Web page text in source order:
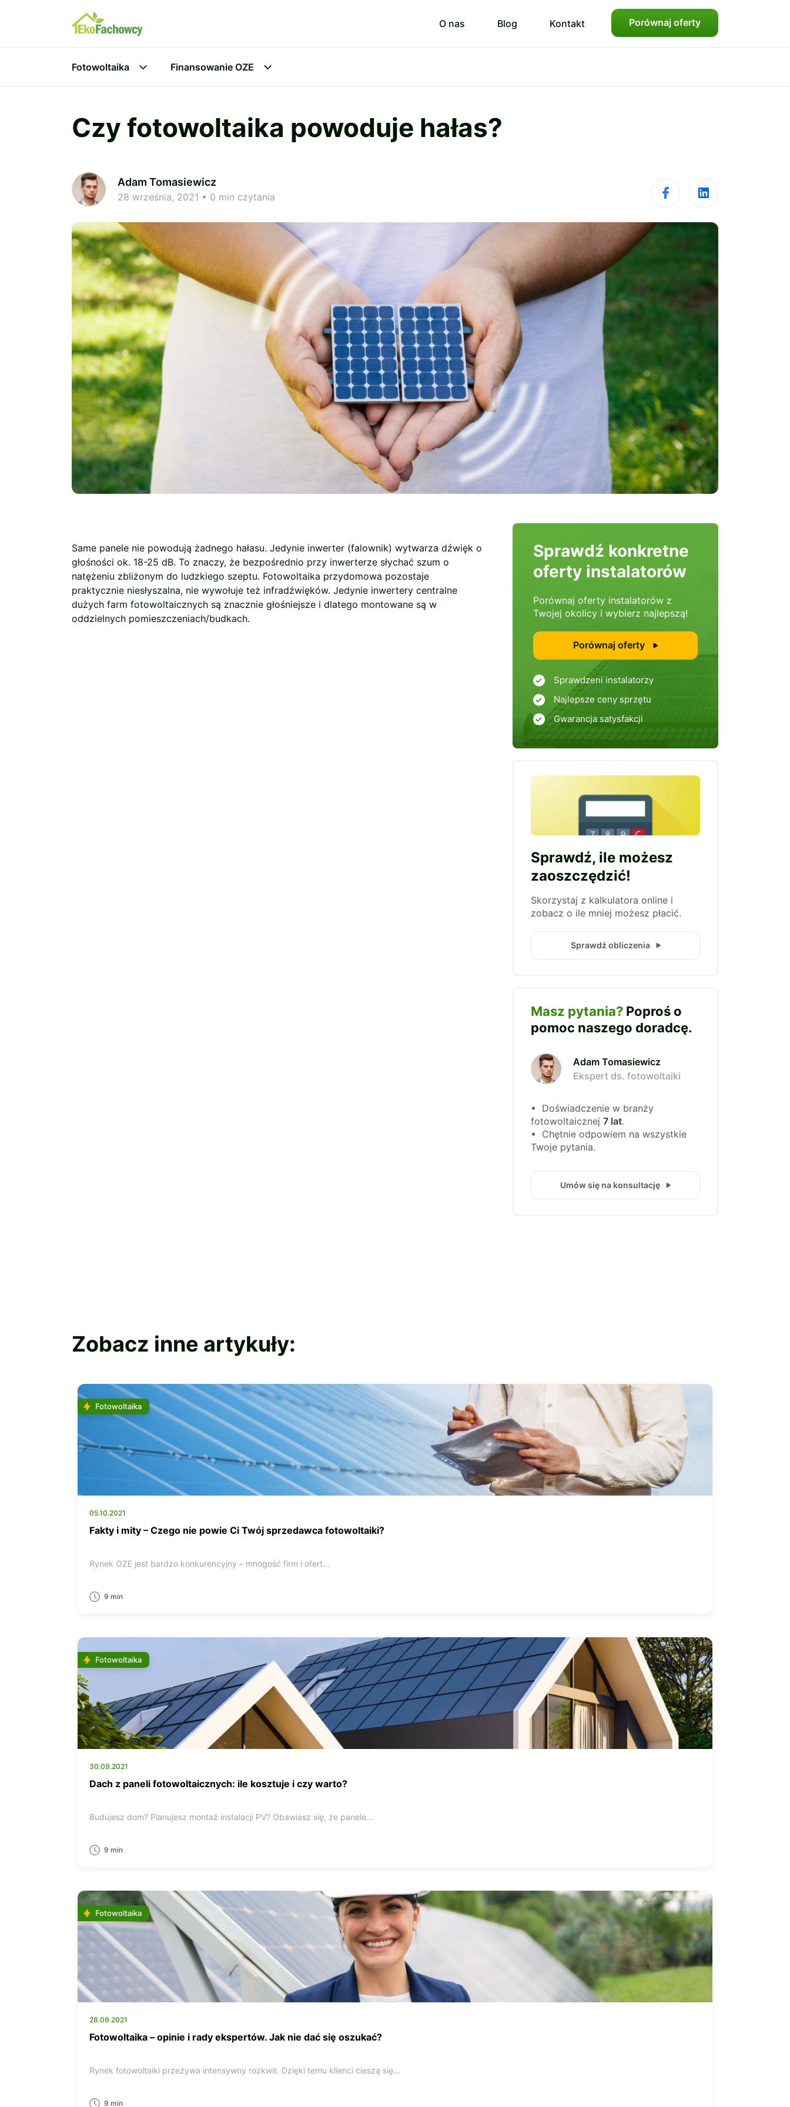
O nas Blog Kontakt Porównaj oferty
Fotowoltaika Finansowanie OZE
Czy fotowoltaika powoduje hałas?
Adam Tomasiewicz
28 września, 2021 • 0 min czytania
Same panele nie powodują żadnego hałasu. Jedynie inwerter (falownik) wytwarza dźwięk o
głośności ok. 18-25 dB. To znaczy, że bezpośrednio przy inwerterze słychać szum o
natężeniu zbliżonym do ludzkiego szeptu. Fotowoltaika przydomowa pozostaje
praktycznie niesłyszalna, nie wywołuje też infradźwięków. Jedynie inwertery centralne
dużych farm fotowoltaicznych są znacznie głośniejsze i dlatego montowane są w
oddzielnych pomieszczeniach/budkach.
Sprawdź konkretne
oferty instalatorów
Porównaj oferty instalatorów z
Twojej okolicy i wybierz najlepszą!
Porównaj oferty
Sprawdzeni instalatorzy
Najlepsze ceny sprzętu
Gwarancja satysfakcji
Sprawdź, ile możesz
zaoszczędzić!
Skorzystaj z kalkulatora online i
zobacz o ile mniej możesz płacić.
Sprawdź obliczenia
Masz pytania? Poproś o
pomoc naszego doradcę.
Adam Tomasiewicz
Ekspert ds. fotowoltaiki
• Doświadczenie w branży
fotowoltaicznej 7 lat.
• Chętnie odpowiem na wszystkie
Twoje pytania.
Umów się na konsultację
Zobacz inne artykuły:
Fotowoltaika
05.10.2021
Fakty i mity – Czego nie powie Ci Twój sprzedawca fotowoltaiki?
Rynek OZE jest bardzo konkurencyjny – mnogość firm i ofert…
9 min
Fotowoltaika
30.09.2021
Dach z paneli fotowoltaicznych: ile kosztuje i czy warto?
Budujesz dom? Planujesz montaż instalacji PV? Obawiasz się, że panele…
9 min
Fotowoltaika
28.09.2021
Fotowoltaika – opinie i rady ekspertów. Jak nie dać się oszukać?
Rynek fotowoltaiki przeżywa intensywny rozkwit. Dzięki temu klienci cieszą się…
9 min